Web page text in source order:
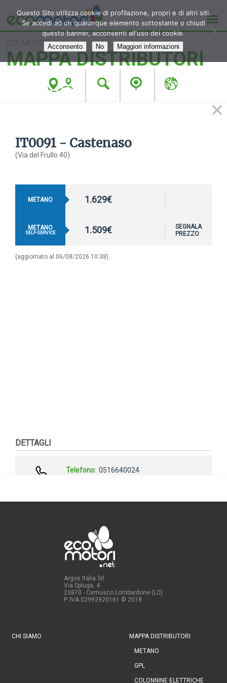
ECOMOTORI
MAPPA DISTRIBUTORI
Argos Italia Srl
Via Spluga, 4
23870 - Cernusco Lombardone (LC)
P. IVA 02992920161 © 2018
CHI SIAMO MAPPA DISTRIBUTORI
METANO
GPL
COLONNINE ELETTRICHE
Questo Sito utilizza cookie di profilazione, propri e di altri siti.
Se accedi ad un qualunque elemento sottostante o chiudi
questo banner, acconsenti all'uso dei cookie.
Acconsento No Maggiori informazioni